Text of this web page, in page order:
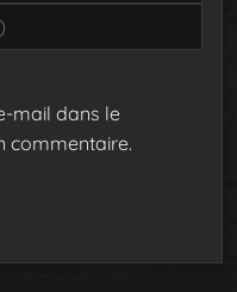
mail dans le
commentaire.